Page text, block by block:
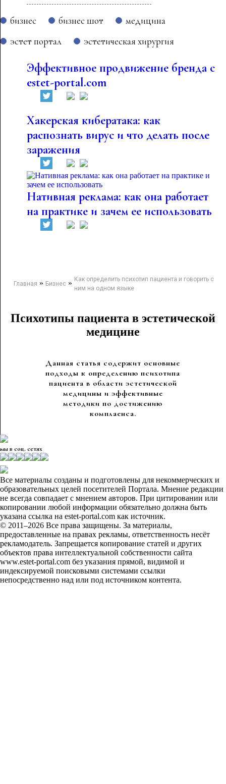
бизнес бизнес шот
медицина
эстет портал
эстетическая хирургия
Эффективное продвижение бренда с
estet-portal.com
Хакерская кибератака: как
распознать вирус и что делать после
заражения
Нативная реклама: как она работает
на практике и зачем ее использовать
Главная » Бизнес » Как определить психотип пациента и говорить с
ним на одном языке
Психотипы пациента в эстетической
медицине
Данная статья содержит основные
подходы к определению психотипа
пациента в области эстетической
медицины и эффективные
методики по достижению
комплаенса.
мы в соц. сетях
Все материалы созданы и подготовлены для некоммерческих и
образовательных целей посетителей Портала. Мнение редакции
не всегда совпадает с мнением авторов. При цитировании или
копировании любой информации обязательно должна быть
указана ссылка на estet-portal.com как источник.
© 2011–2026 Все права защищены. За материалы,
предоставленные на правах рекламы, ответственность несёт
рекламодатель. Запрещается копирование статей и других
объектов права интеллектуальной собственности сайта
www.estet-portal.com без указания прямой, видимой и
индексируемой поисковыми системами ссылки
непосредственно над или под источником контента.